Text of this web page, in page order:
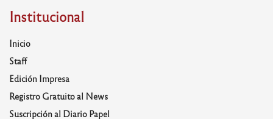
Institucional
Inicio
Staff
Edición Impresa
Registro Gratuito al News
Suscripción al Diario Papel